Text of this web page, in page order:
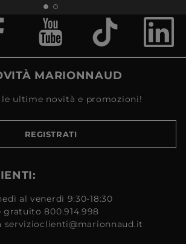
MARIONNAUD
ultime novità e promozioni!
REGISTRATI
al venerdì 9:30-18:30
800.914.998
servizioclienti@marionnaud.it